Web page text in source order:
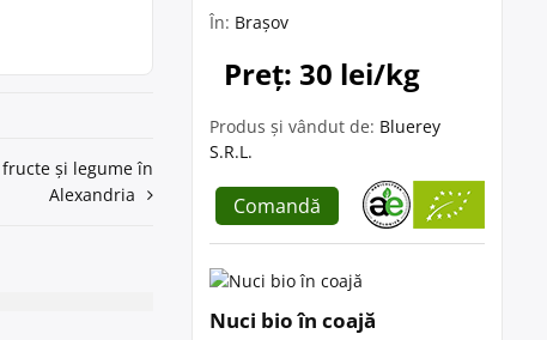
fructe și legume în
Alexandria
În: Brașov
Preț: 30 lei/kg
Produs și vândut de: Bluerey
S.R.L.
Comandă
Nuci bio în coajă